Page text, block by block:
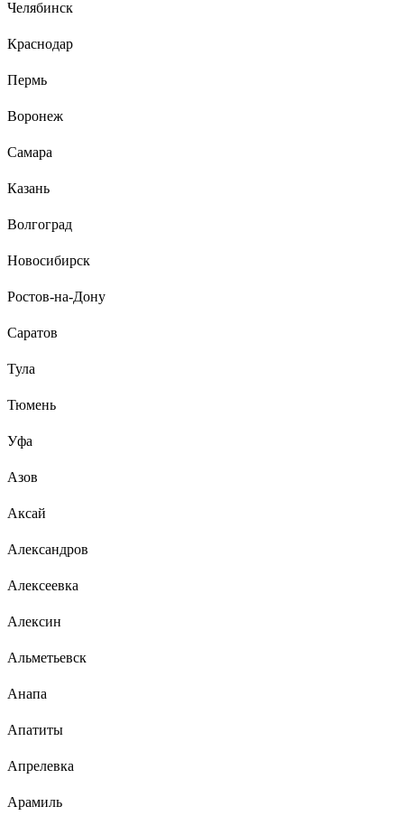
Отзыв о Гидравлическая тележка 3000 кг
JHPT3000
Алексей Ш.
Перевезли склад, возим по неровному полу и асфальту.
Челябинск
Краснодар
Пермь
Воронеж
Самара
Казань
Волгоград
Новосибирск
Ростов-на-Дону
Саратов
Тула
Тюмень
Уфа
Азов
Аксай
Александров
Алексеевка
Алексин
Альметьевск
Анапа
Апатиты
Апрелевка
Арамиль